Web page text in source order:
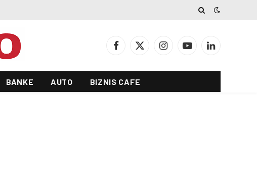
Facebook
X
InstagramYouTubeLinkedIn
BANKE AUTO BIZNIS CAFE